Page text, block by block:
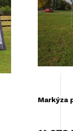
Markýza